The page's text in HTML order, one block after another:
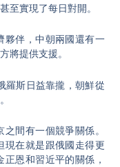
至實現了每日對開。
夥伴，中朝兩國還有一
將提供支援。
羅斯日益靠攏，朝鮮從
間有一個競爭關係。
現在就是跟俄國走得更
恩和習近平的關係，